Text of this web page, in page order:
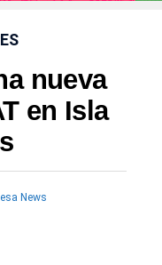
nueva
en Isla
News